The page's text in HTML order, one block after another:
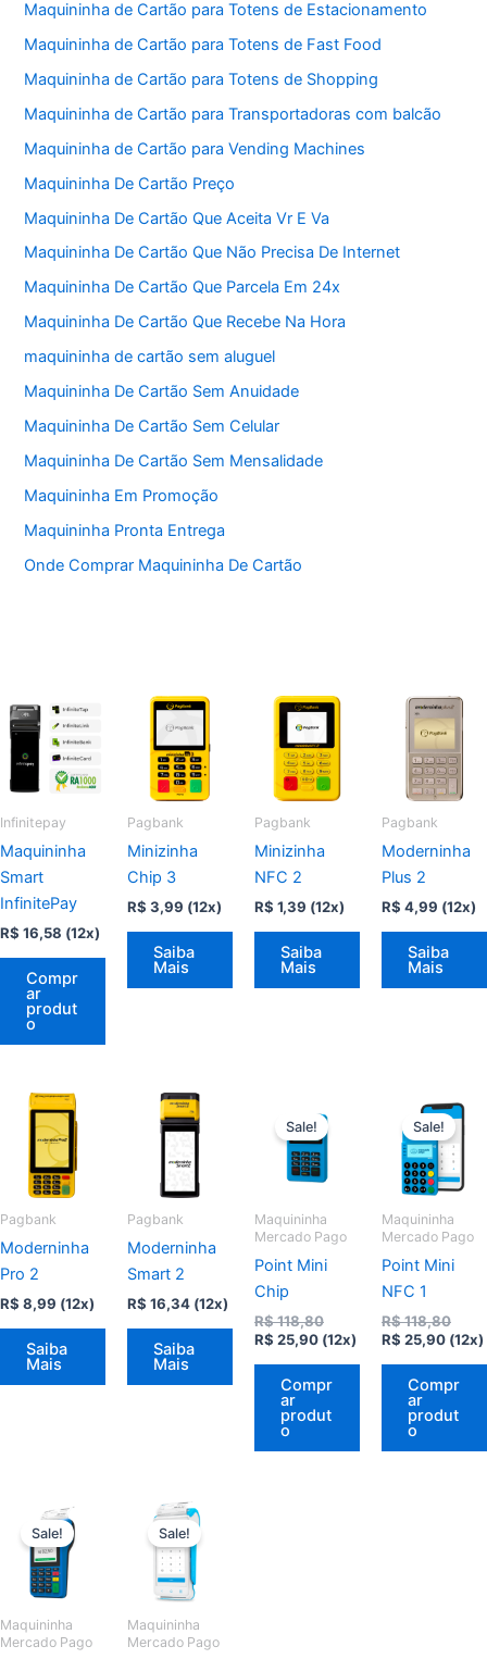
Maquininha de Cartão para Totens de Estacionamento
Maquininha de Cartão para Totens de Fast Food
Maquininha de Cartão para Totens de Shopping
Maquininha de Cartão para Transportadoras com balcão
Maquininha de Cartão para Vending Machines
Maquininha De Cartão Preço
Maquininha De Cartão Que Aceita Vr E Va
Maquininha De Cartão Que Não Precisa De Internet
Maquininha De Cartão Que Parcela Em 24x
Maquininha De Cartão Que Recebe Na Hora
maquininha de cartão sem aluguel
Maquininha De Cartão Sem Anuidade
Maquininha De Cartão Sem Celular
Maquininha De Cartão Sem Mensalidade
Maquininha Em Promoção
Maquininha Pronta Entrega
Onde Comprar Maquininha De Cartão
Infinitepay
Maquininha
Smart
InfinitePay
R$ 16,58 (12x)
Compr
ar
produt
o
Pagbank
Minizinha
Chip 3
R$ 3,99 (12x)
Saiba
Mais
Pagbank
Minizinha
NFC 2
R$ 1,39 (12x)
Saiba
Mais
Pagbank
Moderninha
Plus 2
R$ 4,99 (12x)
Saiba
Mais
Pagbank
Moderninha
Pro 2
R$ 8,99 (12x)
Saiba
Mais
Pagbank
Moderninha
Smart 2
R$ 16,34 (12x)
Saiba
Mais
Sale!
Maquininha
Mercado Pago
Point Mini
Chip
R$118,80O
preço
R$ 118,80.
R$ 25,90O
é:
R$ 25,90.
(12x)
Compr
ar
produt
o
Sale!
Maquininha
Mercado Pago
Point Mini
NFC 1
R$118,80O
R$
R$ 25,90O
é:
R$
(12x)
Compr
ar
produt
o
Sale!
Maquininha
Mercado Pago
Sale!
Maquininha
Mercado Pago